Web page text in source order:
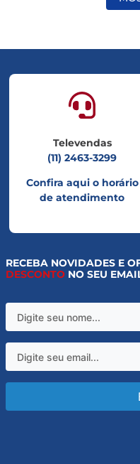
Televendas
(11) 2463-3299
Confira aqui o horário
de atendimento
RECEBA NOVIDADES E
DESCONTO NO SEU